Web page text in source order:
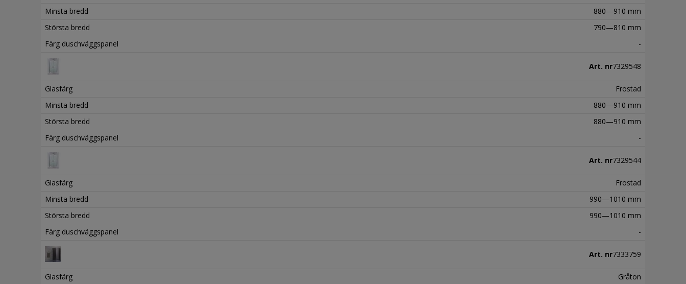
Minsta bredd
880—910 mm
Största bredd
790—810 mm
Färg duschväggspanel
-
Art. nr7329548
Glasfärg
Frostad
Minsta bredd
880—910 mm
Största bredd
880—910 mm
Färg duschväggspanel
-
Art. nr7329544
Glasfärg
Frostad
Minsta bredd
990—1010 mm
Största bredd
990—1010 mm
Färg duschväggspanel
-
Art. nr7333759
Glasfärg
Gråton